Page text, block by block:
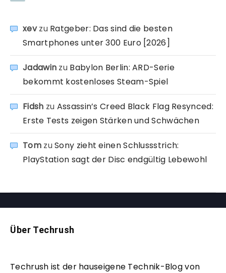
xevzu Ratgeber: Das sind die besten
Smartphones unter 300 Euro [2026]
Jadawin zu Babylon Berlin: ARD-Serie
bekommt kostenloses Steam-Spiel
Fidsh zu Assassin’s Creed Black Flag Resynced:
Erste Tests zeigen Stärken und Schwächen
TomzuSony zieht einen Schlussstrich:
PlayStation sagt der Disc endgültig Lebewohl
Über Techrush
Techrush ist der hauseigene Technik-Blog von